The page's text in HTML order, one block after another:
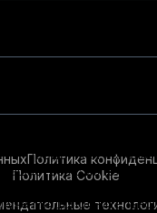
Политика
Политика Cookie
Продолжая
с